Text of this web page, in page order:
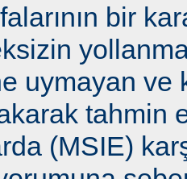
bir
uymayan ve
tahmin
(MSIE)